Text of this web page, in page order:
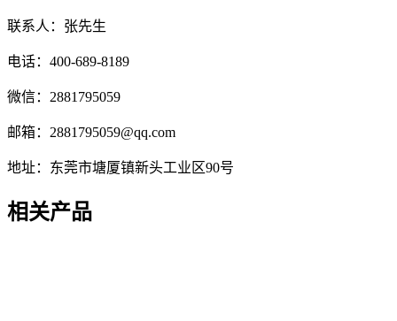
联系人：张先生
电话：400-689-8189
微信：2881795059
邮箱：2881795059@qq.com
地址：东莞市塘厦镇新头工业区90号
相关产品